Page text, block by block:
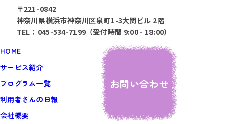
〒221-0842
神奈川県横浜市神奈川区泉町1-3大関ビル 2階
TEL：045-534-7199（受付時間 9:00 - 18:00）
HOME
サービス紹介
プログラム一覧
利用者さんの日報
会社概要
お問い合わせ